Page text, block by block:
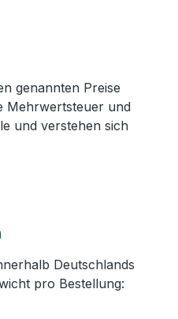
genannten Preise
Mehrwertsteuer und
und verstehen sich
Deutschlands
pro Bestellung: